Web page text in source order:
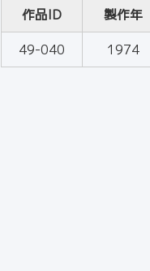
作品ID 製作年
49-040
1974